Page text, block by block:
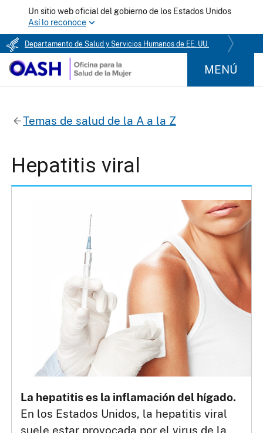
Un sitio web oficial del gobierno de los Estados Unidos
Así lo reconoce
Departamento de Salud y Servicios Humanos de EE. UU.
MENÚ
Temas de salud de la A a la Z
Hepatitis viral
La hepatitis es la inflamación del hígado.
En los Estados Unidos, la hepatitis viral
suele estar provocada por el virus de la